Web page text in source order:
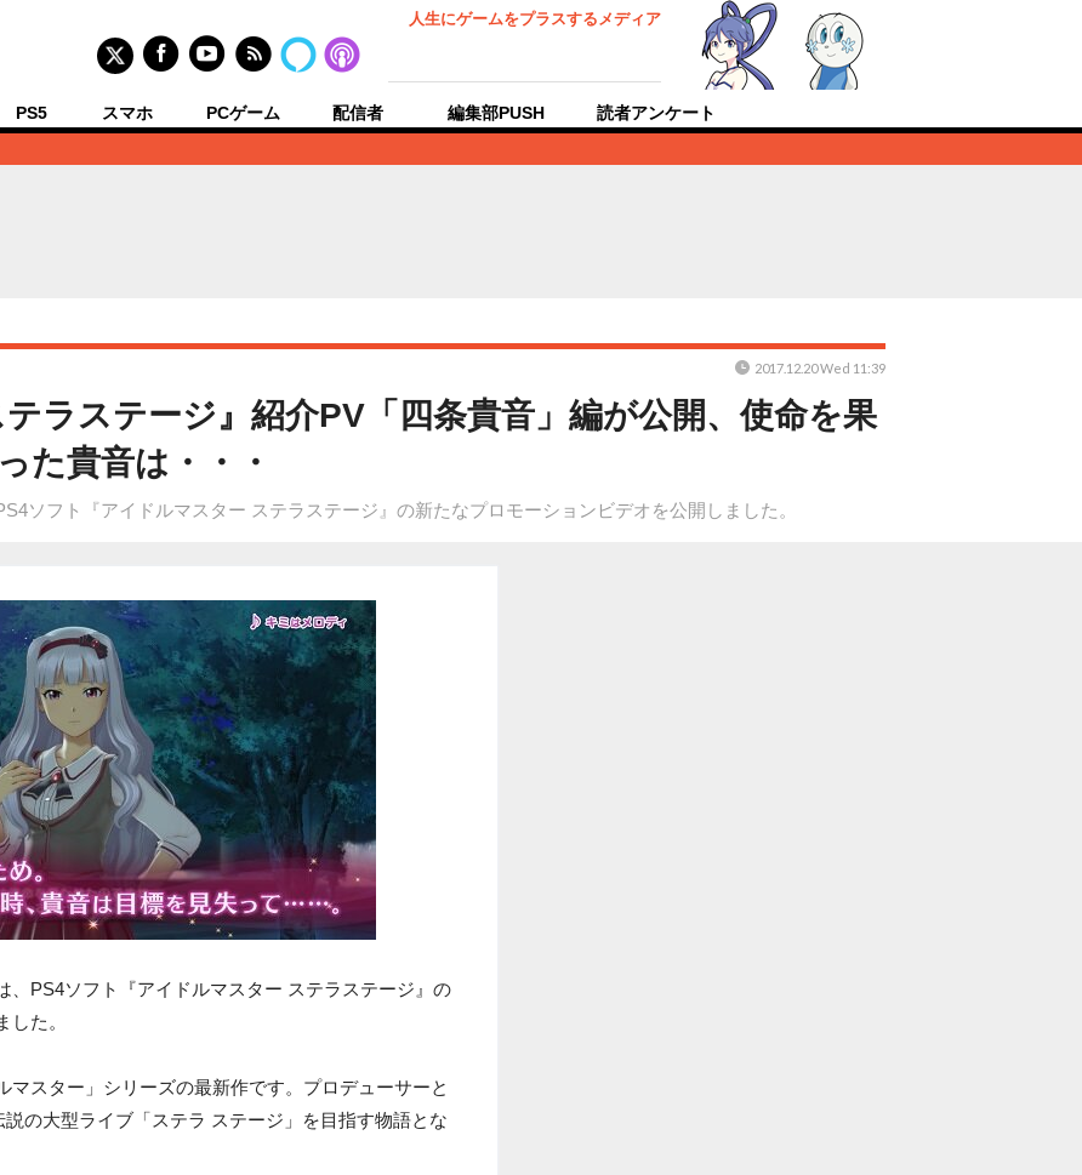
人生にゲームをプラスするメディア
PS5 スマホ PCゲーム 配信者 編集部PUSH 読者アンケート
テラステージ』紹介PV「四条貴音」編が公開、使命を果
た貴音は・・・
ソフト『アイドルマスター ステラステージ』の新たなプロモーションビデオを公開しました。
2017.12.20 Wed 11:39
、PS4ソフト『アイドルマスター ステラステージ』の
た。
スター」シリーズの最新作です。プロデューサーと
の大型ライブ「ステラ ステージ」を目指す物語とな